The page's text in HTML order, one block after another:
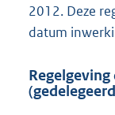
2012. Deze
datum